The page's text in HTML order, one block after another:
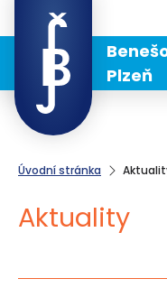
Plzeň
Úvodní stránka
Aktuality